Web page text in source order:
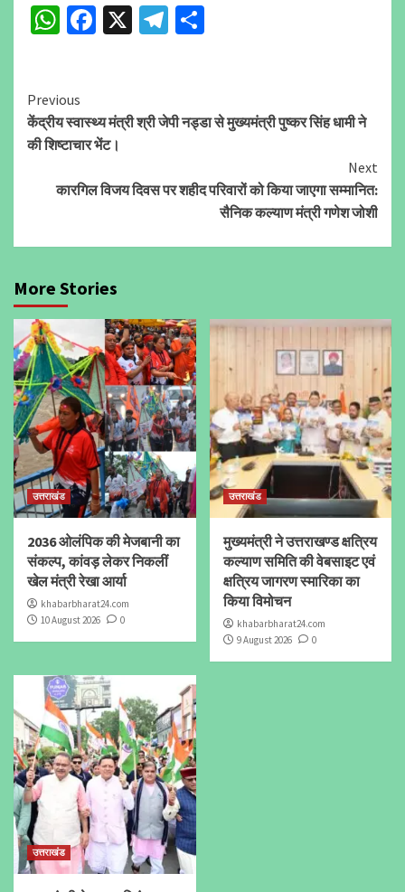
WhatsApp
Facebook
X Telegram
Continue
Reading
Previous
केंद्रीय स्वास्थ्य मंत्री श्री जेपी नड्डा से मुख्यमंत्री पुष्कर सिंह धामी ने
की शिष्टाचार भेंट।
Next
कारगिल विजय दिवस पर शहीद परिवारों को किया जाएगा सम्मानित:
सैनिक कल्याण मंत्री गणेश जोशी
More Stories
उत्तराखंड
2036 ओलंपिक की मेजबानी का
संकल्प, कांवड़ लेकर निकलीं
खेल मंत्री रेखा आर्या
khabarbharat24.com
10 August 2026
0
उत्तराखंड
मुख्यमंत्री ने उत्तराखण्ड क्षत्रिय
कल्याण समिति की वेबसाइट एवं
क्षत्रिय जागरण स्मारिका का
किया विमोचन
khabarbharat24.com
9 August 2026
0
उत्तराखंड